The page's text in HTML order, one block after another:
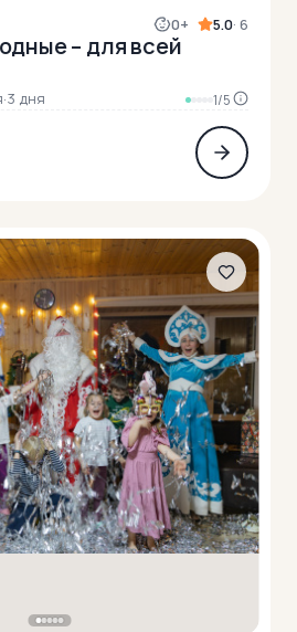
0+ 5.0· 6
– для всей
·3 дня 1/5